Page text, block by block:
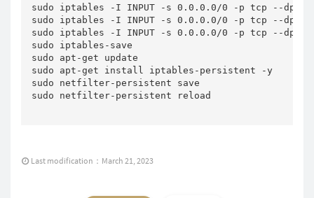
sudo iptables -I INPUT -s 0.0.0.0/0 -p tcp --dport
sudo iptables -I INPUT -s 0.0.0.0/0 -p tcp --dport
sudo iptables -I INPUT -s 0.0.0.0/0 -p tcp --dport
sudo iptables-save
sudo apt-get update
sudo apt-get install iptables-persistent -y
sudo netfilter-persistent save
sudo netfilter-persistent reload
Last modification：March 21, 2023